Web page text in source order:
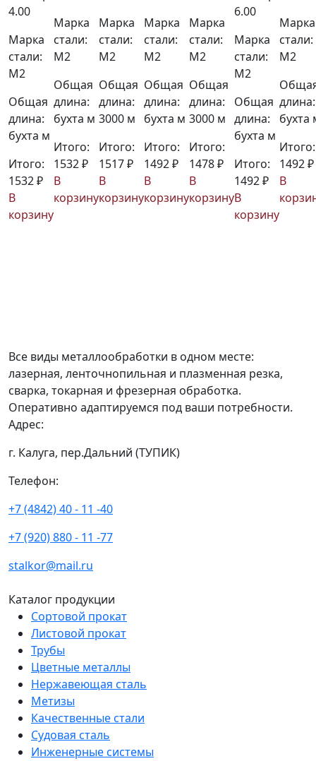
4.00
Марка
стали:
М2
Общая
длина:
бухта м
Итого:
1532 ₽
В
корзину
Марка
стали:
М2
Общая
длина:
бухта м
Итого:
1532 ₽
В
корзину
Марка
стали:
М2
Общая
длина:
3000 м
Итого:
1517 ₽
В
корзину
Марка
стали:
М2
Общая
длина:
бухта м
Итого:
1492 ₽
В
корзину
Марка
стали:
М2
Общая
длина:
3000 м
Итого:
1478 ₽
В
корзину
6.00
Марка
стали:
М2
Общая
длина:
бухта м
Итого:
1492 ₽
В
корзину
Марка
стали:
М2
длина:
бухта
Итого:
1492 ₽
В
Все виды металлообработки в одном месте:
лазерная, ленточнопильная и плазменная резка,
сварка, токарная и фрезерная обработка.
Оперативно адаптируемся под ваши потребности.
Адрес:
г. Калуга, пер.Дальний (ТУПИК)
Телефон:
+7 (4842) 40 - 11 -40
+7 (920) 880 - 11 -77
stalkor@mail.ru
Каталог продукции
Сортовой прокат
Листовой прокат
Трубы
Цветные металлы
Нержавеющая сталь
Метизы
Качественные стали
Судовая сталь
Инженерные системы